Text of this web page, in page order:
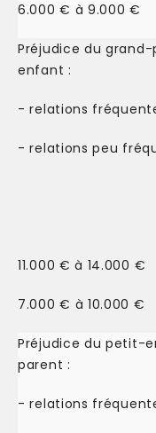
6.000 € à 9.000 €
Préjudice du
enfant :
- relations
- relations peu
11.000 € à 14.000 €
7.000 € à 10.000 €
Préjudice du petit-
parent :
- relations